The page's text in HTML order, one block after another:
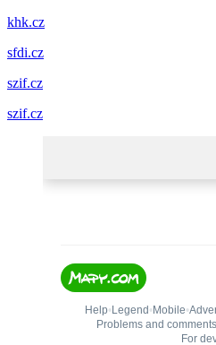
khk.cz
sfdi.cz
szif.cz
szif.cz